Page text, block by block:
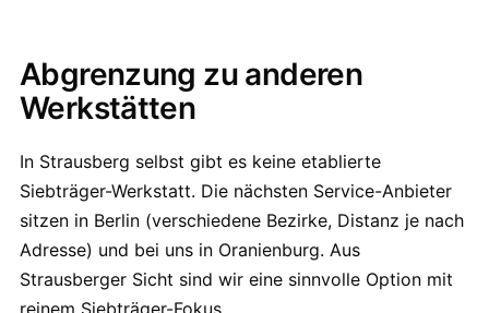
Abgrenzung zu anderen
Werkstätten
In Strausberg selbst gibt es keine etablierte
Siebträger-Werkstatt. Die nächsten Service-Anbieter
sitzen in Berlin (verschiedene Bezirke, Distanz je nach
Adresse) und bei uns in Oranienburg. Aus
Strausberger Sicht sind wir eine sinnvolle Option mit
reinem Siebträger-Fokus.